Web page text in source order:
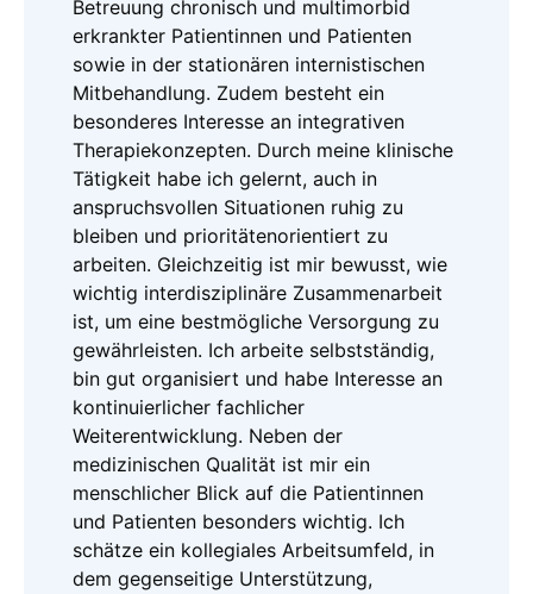
Betreuung chronisch und multimorbid
erkrankter Patientinnen und Patienten
sowie in der stationären internistischen
Mitbehandlung. Zudem besteht ein
besonderes Interesse an integrativen
Therapiekonzepten. Durch meine klinische
Tätigkeit habe ich gelernt, auch in
anspruchsvollen Situationen ruhig zu
bleiben und prioritätenorientiert zu
arbeiten. Gleichzeitig ist mir bewusst, wie
wichtig interdisziplinäre Zusammenarbeit
ist, um eine bestmögliche Versorgung zu
gewährleisten. Ich arbeite selbstständig,
bin gut organisiert und habe Interesse an
kontinuierlicher fachlicher
Weiterentwicklung. Neben der
medizinischen Qualität ist mir ein
menschlicher Blick auf die Patientinnen
und Patienten besonders wichtig. Ich
schätze ein kollegiales Arbeitsumfeld, in
dem gegenseitige Unterstützung,